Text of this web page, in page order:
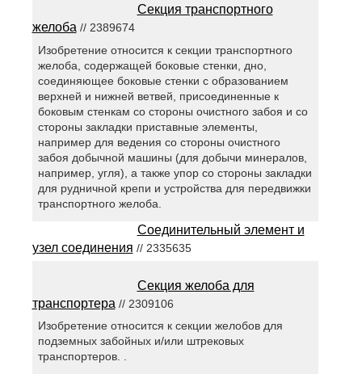
Секция транспортного
желоба// 2389674
Изобретение относится к секции транспортного
желоба, содержащей боковые стенки, дно,
соединяющее боковые стенки с образованием
верхней и нижней ветвей, присоединенные к
боковым стенкам со стороны очистного забоя и со
стороны закладки приставные элементы,
например для ведения со стороны очистного
забоя добычной машины (для добычи минералов,
например, угля), а также упор со стороны закладки
для рудничной крепи и устройства для передвижки
транспортного желоба.
Соединительный элемент и
узел соединения // 2335635
Секция желоба для
транспортера // 2309106
Изобретение относится к секции желобов для
подземных забойных и/или штрековых
транспортеров. .